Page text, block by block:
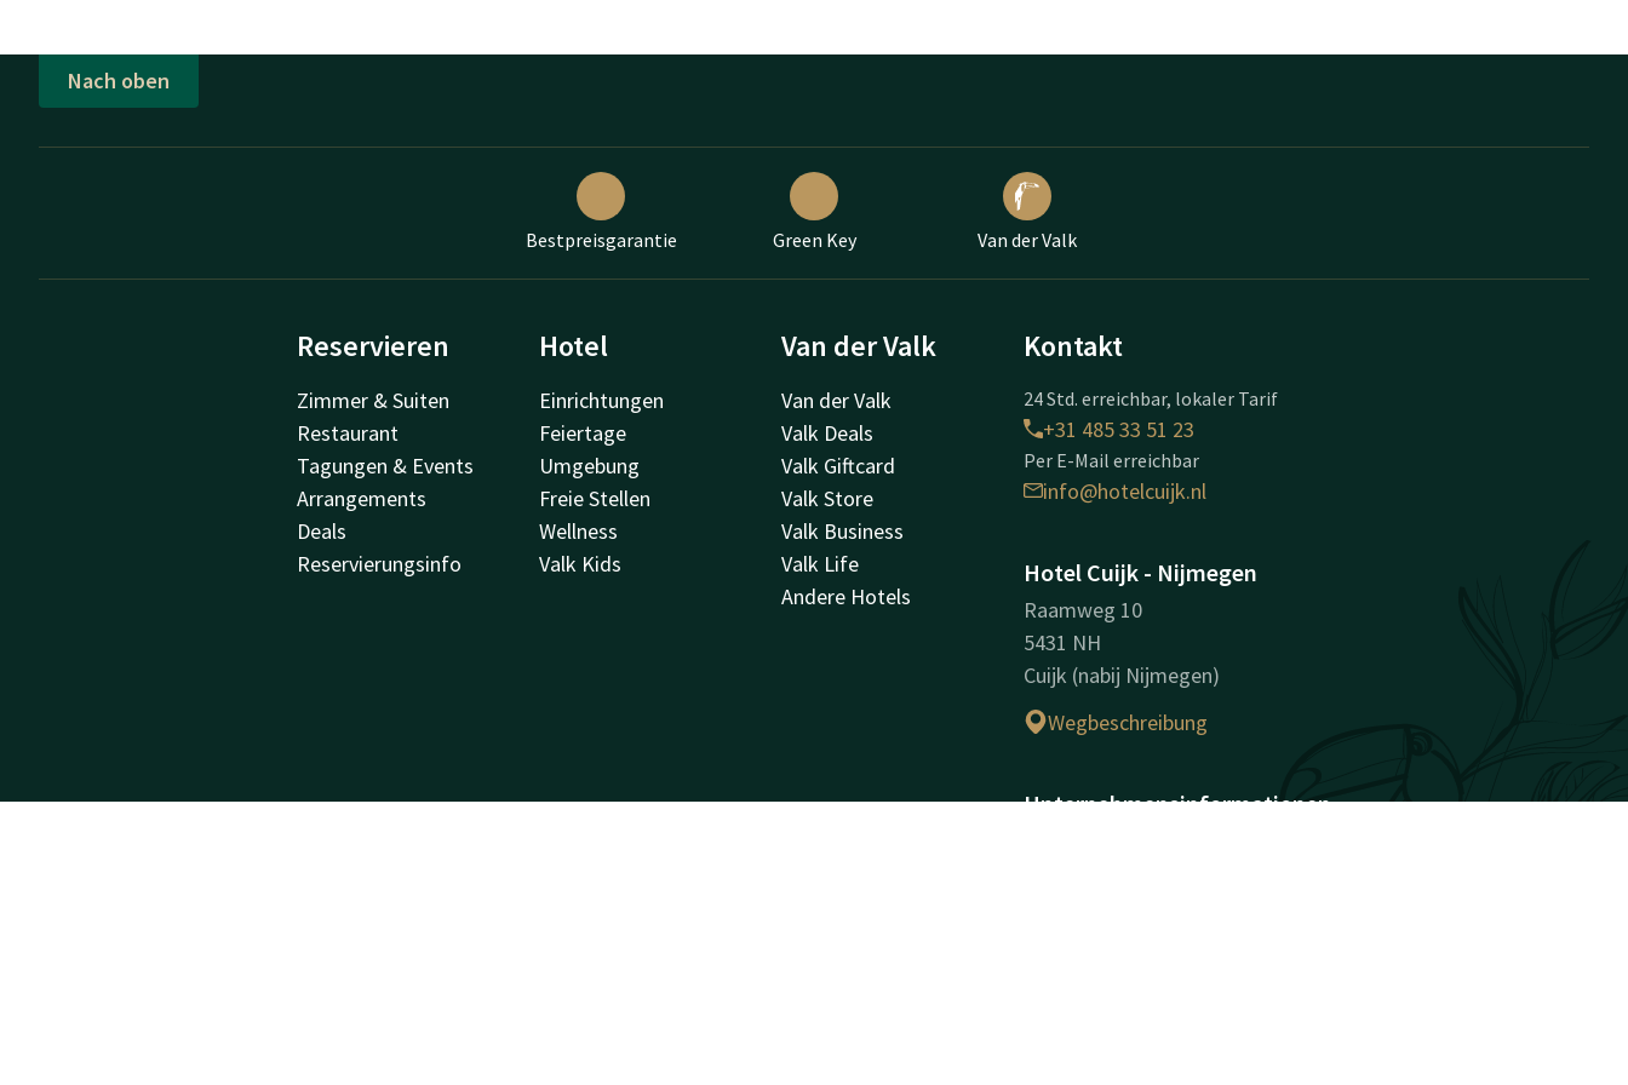
Nach oben
Bestpreisgarantie Green Key Van der Valk
Reservieren
Zimmer & Suiten
Restaurant
Tagungen & Events
Arrangements
Deals
Reservierungsinfo
Hotel
Einrichtungen
Feiertage
Umgebung
Freie Stellen
Wellness
Valk Kids
Van der Valk
Van der Valk
Valk Deals
Valk Giftcard
Valk Store
Valk Business
Valk Life
Andere Hotels
Kontakt
24 Std. erreichbar, lokaler Tarif
+31 485 33 51 23
Per E-Mail erreichbar
info@hotelcuijk.nl
Hotel Cuijk - Nijmegen
Raamweg 10
5431 NH
Cuijk (nabij Nijmegen)
Wegbeschreibung
Unternehmensinformationen